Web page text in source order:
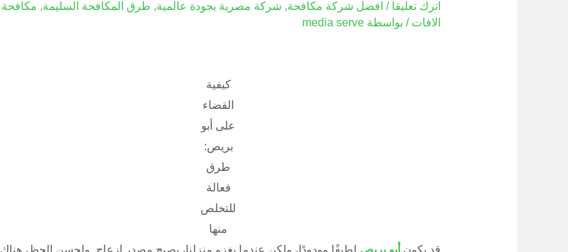
اترك تعليقاً / افضل شركة مكافحة, شركة مصرية بجودة عالمية, طرق المكافحة السليمة, مكافحة
الافات / بواسطة media serve
كيفية
القضاء
على أبو
بريص:
طرق
فعالة
للتخلص
منها